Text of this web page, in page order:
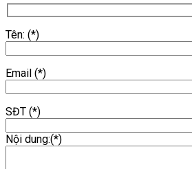
Tên: (*)
Email (*)
SĐT (*)
Nội dung:(*)